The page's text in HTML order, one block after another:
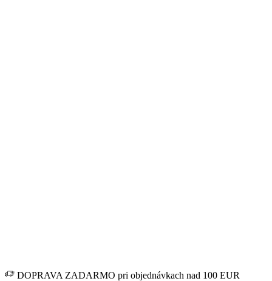
DOPRAVA ZADARMO pri objednávkach nad 100 EUR